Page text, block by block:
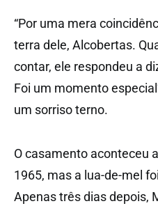
“Por uma mera
terra dele, Alcobertas.
contar, ele respondeu a
Foi um momento
um sorriso terno.
O casamento aconteceu
1965, mas a lua-de-mel
Apenas três dias depois,